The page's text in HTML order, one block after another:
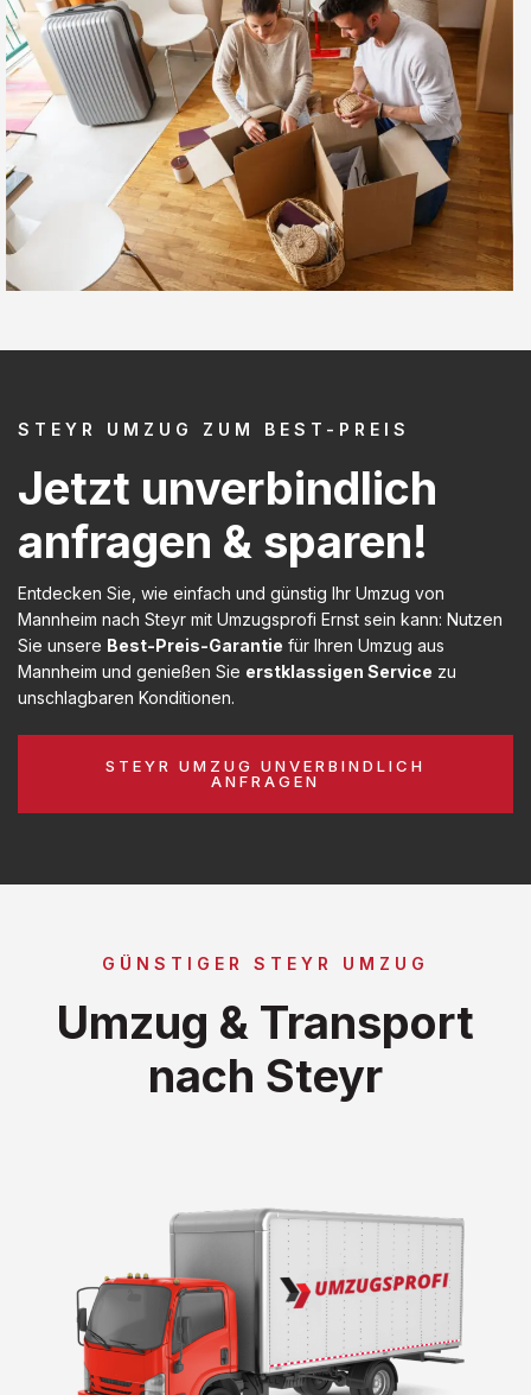
STEYR UMZUG ZUM BEST-PREIS
Jetzt unverbindlich
anfragen & sparen!
Entdecken Sie, wie einfach und günstig Ihr Umzug von
Mannheim nach Steyr mit Umzugsprofi Ernst sein kann: Nutzen
Sie unsere Best-Preis-Garantie für Ihren Umzug aus
Mannheim und genießen Sie erstklassigen Service zu
unschlagbaren Konditionen.
STEYR UMZUG UNVERBINDLICH
ANFRAGEN
GÜNSTIGER STEYR UMZUG
Umzug & Transport
nach Steyr